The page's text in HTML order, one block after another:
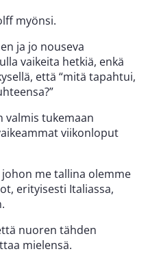
myönsi.
ja jo nouseva
vaikeita hetkiä, enkä
että “mitä tapahtui,
valmis tukemaan
viikonloput
me tallina olemme
erityisesti Italiassa,
nuoren tähden
mielensä.